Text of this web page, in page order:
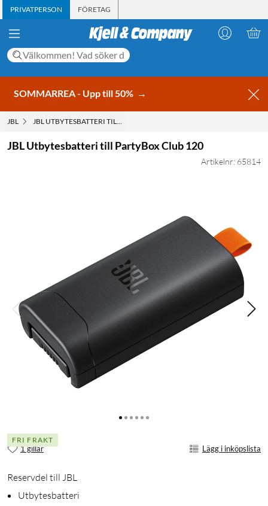
PRIVATPERSON FÖRETAG
SOMMARREA - Upp till 50% →
JBL JBL UTBYTESBATTERI TILL PARTYBOX CLUB 120
JBL Utbytesbatteri till PartyBox Club 120
Artikelnr: 65814
FRI FRAKT
1 gillar Lägg i inköpslista
Reservdel till JBL
Utbytesbatteri